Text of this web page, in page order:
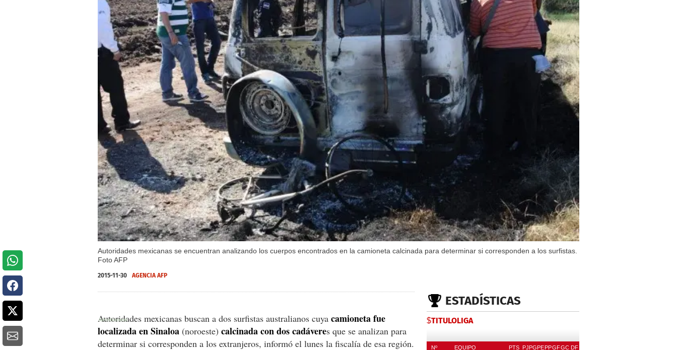
Autoridades mexicanas se encuentran analizando los cuerpos encontrados en la camioneta calcinada para determinar si corresponden a los surfistas.
Foto AFP
2015-11-30 AGENCIA AFP
Autoridades mexicanas buscan a dos surfistas australianos cuya camioneta fue
localizada en Sinaloa (noroeste) calcinada con dos cadáveres que se analizan para
determinar si corresponden a los extranjeros, informó el lunes la fiscalía de esa región.
ESTADÍSTICAS
$TITULOLIGA